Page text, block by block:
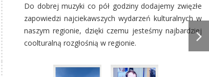
Do dobrej muzyki co pół godziny dodajemy zwięzłe
zapowiedzi najciekawszych wydarzeń kulturalnych w
naszym regionie, dzięki czemu jesteśmy najbardziej
coolturalną rozgłośnią w regionie.